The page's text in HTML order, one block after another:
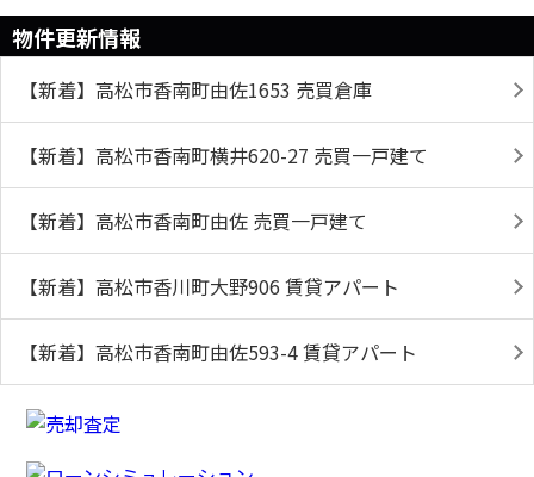
物件更新情報
【新着】高松市香南町由佐1653 売買倉庫
【新着】高松市香南町横井620-27 売買一戸建て
【新着】高松市香南町由佐 売買一戸建て
【新着】高松市香川町大野906 賃貸アパート
【新着】高松市香南町由佐593-4 賃貸アパート